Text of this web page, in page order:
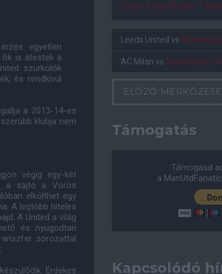
egyetlen
õk is átestek a
szurkolók
és rendkívül
a 2013-14-es
klubja nem
végig egy-két
a sajtó a Vörös
elkölthet egy
A legtöbb hiteles
A United a világ
és nyugodtan
sorozattal
Érdekes
2 nap 5 óra 28 perc 5
Leeds United vs
AC Milan vs Manchester
ELŐZŐ
Támogatás
Támogasd
a
Kapcsolódó